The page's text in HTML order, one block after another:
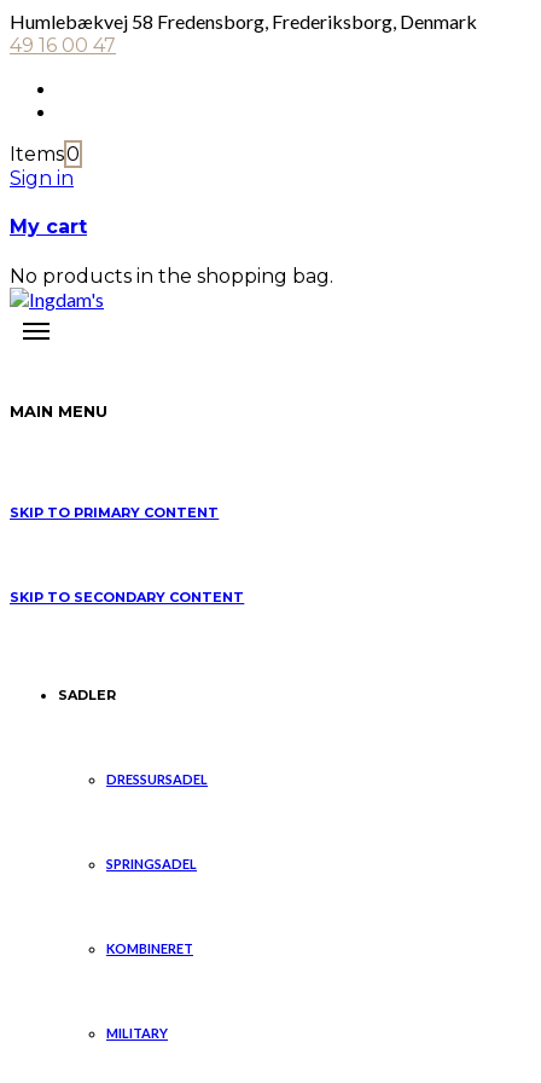
Humlebækvej 58 Fredensborg, Frederiksborg, Denmark
49 16 00 47
Items0
Sign in
My cart
No products in the shopping bag.
MAIN MENU
SKIP TO PRIMARY CONTENT
SKIP TO SECONDARY CONTENT
SADLER
DRESSURSADEL
SPRINGSADEL
KOMBINERET
MILITARY